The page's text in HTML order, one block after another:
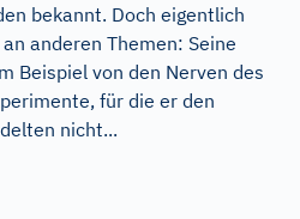
bekannt. Doch eigentlich
anderen Themen: Seine
Beispiel von den Nerven des
für die er den
nicht...